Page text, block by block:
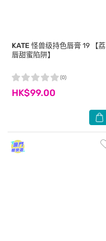
KATE 怪兽级持色唇膏 19 【荔
唇甜蜜陷阱】
HK$99.00
(0)